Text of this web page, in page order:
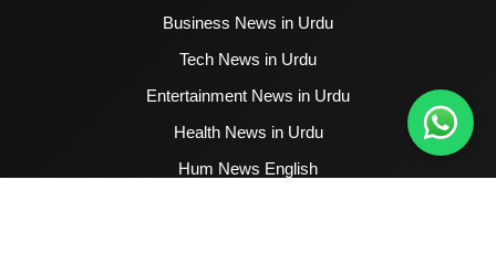
Business News in Urdu
Tech News in Urdu
Entertainment News in Urdu
Health News in Urdu
Hum News English